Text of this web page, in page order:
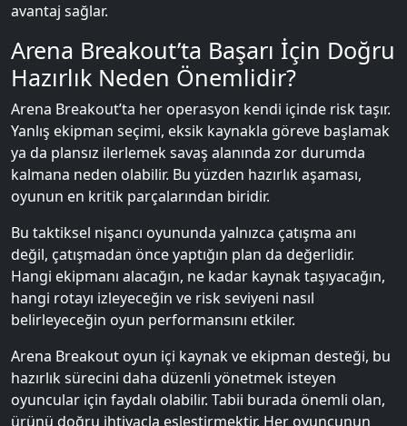
avantaj sağlar.
Arena Breakout’ta Başarı İçin Doğru
Hazırlık Neden Önemlidir?
Arena Breakout’ta her operasyon kendi içinde risk taşır.
Yanlış ekipman seçimi, eksik kaynakla göreve başlamak
ya da plansız ilerlemek savaş alanında zor durumda
kalmana neden olabilir. Bu yüzden hazırlık aşaması,
oyunun en kritik parçalarından biridir.
Bu taktiksel nişancı oyununda yalnızca çatışma anı
değil, çatışmadan önce yaptığın plan da değerlidir.
Hangi ekipmanı alacağın, ne kadar kaynak taşıyacağın,
hangi rotayı izleyeceğin ve risk seviyeni nasıl
belirleyeceğin oyun performansını etkiler.
Arena Breakout oyun içi kaynak ve ekipman desteği, bu
hazırlık sürecini daha düzenli yönetmek isteyen
oyuncular için faydalı olabilir. Tabii burada önemli olan,
ürünü doğru ihtiyaçla eşleştirmektir. Her oyuncunun